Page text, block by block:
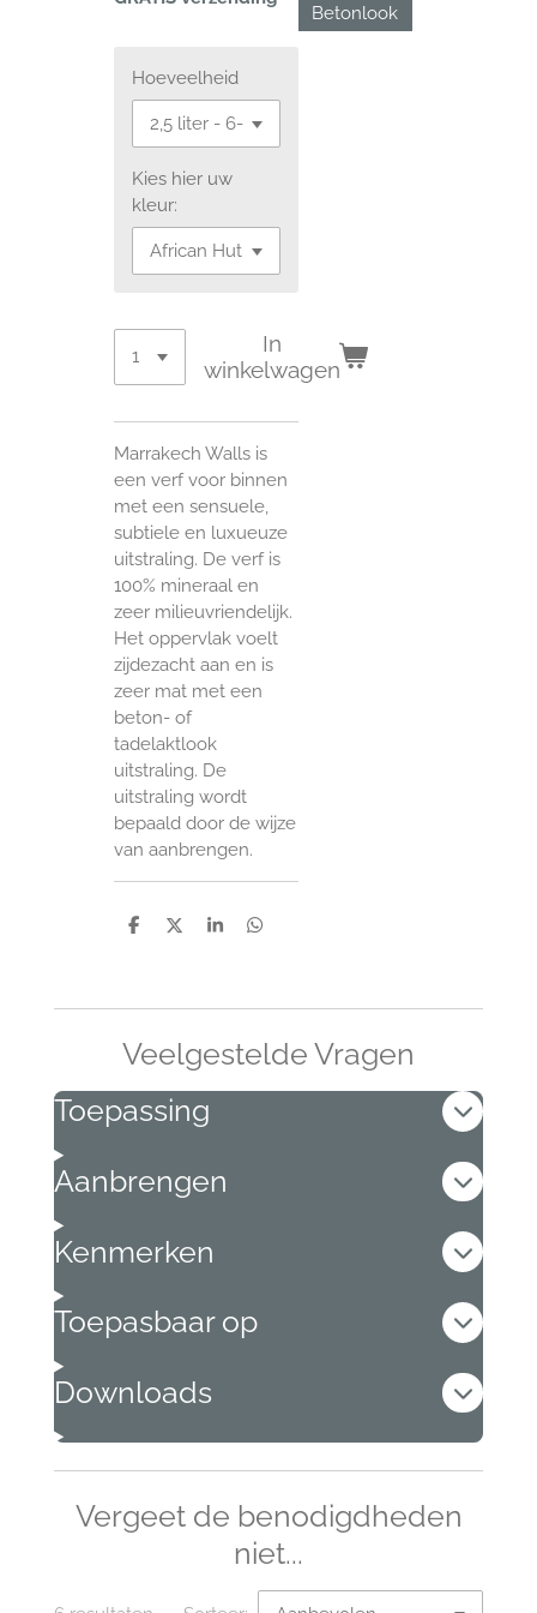
Betonlook
Hoeveelheid
Kies hier uw
kleur:
In
winkelwagen
Marrakech Walls is
een verf voor binnen
met een sensuele,
subtiele en luxueuze
uitstraling. De verf is
100% mineraal en
zeer milieuvriendelijk.
Het oppervlak voelt
zijdezacht aan en is
zeer mat met een
beton- of
tadelaktlook
uitstraling. De
uitstraling wordt
bepaald door de wijze
van aanbrengen.
D
D
S
D
Veelgestelde Vragen
Toepassing
Aanbrengen
Kenmerken
Toepasbaar op
Downloads
Vergeet de benodigdheden
niet...